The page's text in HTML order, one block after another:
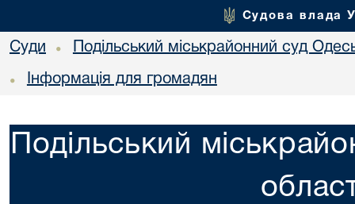
Судова влада
Суди • Подільський міськрайонний суд
• Інформація для громадян
Подільський